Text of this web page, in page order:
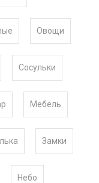
Овощи
Сосульки
Мебель
Замки
Небо